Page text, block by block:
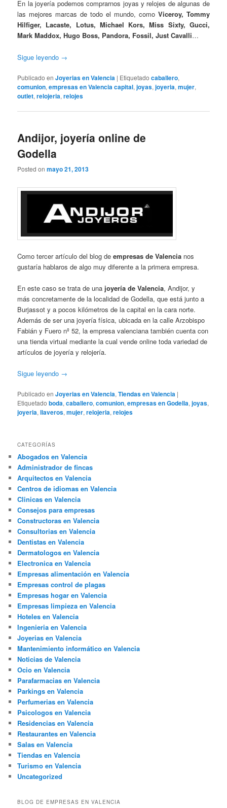
En la joyería podemos comprarnos joyas y relojes de algunas de
las mejores marcas de todo el mundo, como Viceroy, Tommy
Hilfiger, Lacaste, Lotus, Michael Kors, Miss Sixty, Gucci,
Mark Maddox, Hugo Boss, Pandora, Fossil, Just Cavalli…
Sigue leyendo →
Publicado en Joyerias en Valencia | Etiquetado caballero,
comunion,empresas en Valencia capital,joyas,joyeria,mujer,
outlet,relojeria,relojes
Andijor, joyería online de
Godella
Posted onmayo 21, 2013
Como tercer artículo del blog deempresas de Valencia nos
gustaría hablaros de algo muy diferente a la primera empresa.
En este caso se trata de una joyería de Valencia, Andijor, y
más concretamente de la localidad de Godella, que está junto a
Burjassot y a pocos kilómetros de la capital en la cara norte.
Además de ser una joyería física, ubicada en la calle Arzobispo
Fabián y Fuero nº 52, la empresa valenciana también cuenta con
una tienda virtual mediante la cual vende online toda variedad de
artículos de joyería y relojería.
Sigue leyendo →
Publicado en Joyerias en Valencia,Tiendas en Valencia |
Etiquetado boda,caballero,comunion,empresas en Godella,joyas,
joyeria,llaveros,mujer,relojeria,relojes
CATEGORÍAS
Abogados en Valencia
Administrador de fincas
Arquitectos en Valencia
Centros de idiomas en Valencia
Clinicas en Valencia
Consejos para empresas
Constructoras en Valencia
Consultorias en Valencia
Dentistas en Valencia
Dermatologos en Valencia
Electronica en Valencia
Empresas alimentación en Valencia
Empresas control de plagas
Empresas hogar en Valencia
Empresas limpieza en Valencia
Hoteles en Valencia
Ingenieria en Valencia
Joyerias en Valencia
Mantenimiento informático en Valencia
Noticias de Valencia
Ocio en Valencia
Parafarmacias en Valencia
Parkings en Valencia
Perfumerias en Valencia
Psicologos en Valencia
Residencias en Valencia
Restaurantes en Valencia
Salas en Valencia
Tiendas en Valencia
Turismo en Valencia
Uncategorized
BLOG DE EMPRESAS EN VALENCIA